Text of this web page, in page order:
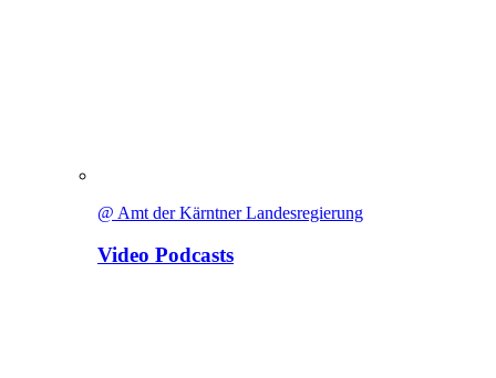
@ Amt der Kärntner Landesregierung
Video Podcasts